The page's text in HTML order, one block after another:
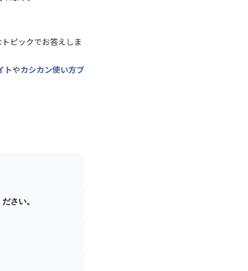
ピックでお答えしま
トやカシカン使い方ブ
さい。